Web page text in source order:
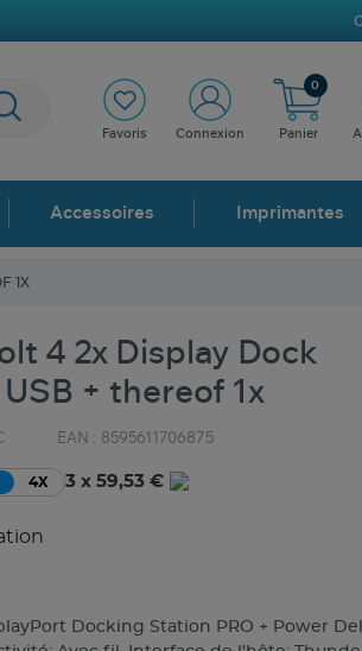
Favoris Connexion Panier
0
Accessoires Imprimantes
1X
4 2x Display Dock
+ thereof 1x
EAN : 8595611706875
4X 3 x 59,53 €
Docking Station PRO + Power